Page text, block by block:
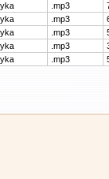
.mp3
.mp3
.mp3
.mp3
.mp3